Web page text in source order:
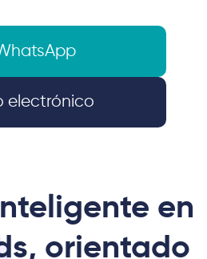
electrónico
en
orientado